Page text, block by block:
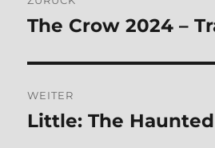
Vorheriger
The Crow 2024 –
WEITER
Nächster
Litt­le: The